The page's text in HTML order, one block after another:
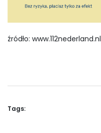
źródło: www.112nederland.nl
Tags: